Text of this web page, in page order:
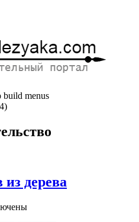
build menus
из дерева